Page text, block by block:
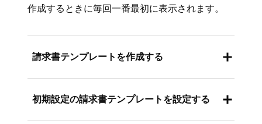
作成するときに毎回一番最初に表示されます。
請求書テンプレートを作成する
請求書テンプレートは、Square データからの
初期設定の請求書テンプレートを設定する